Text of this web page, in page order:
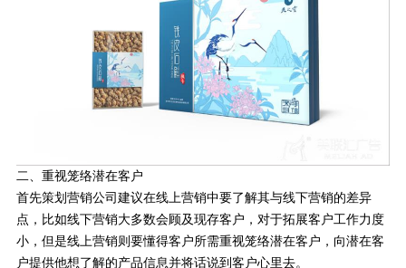
二、重视笼络潜在客户
首先策划营销公司建议在线上营销中要了解其与线下营销的差异
点，比如线下营销大多数会顾及现存客户，对于拓展客户工作力度
小，但是线上营销则要懂得客户所需重视笼络潜在客户，向潜在客
户提供他想了解的产品信息并将话说到客户心里去。